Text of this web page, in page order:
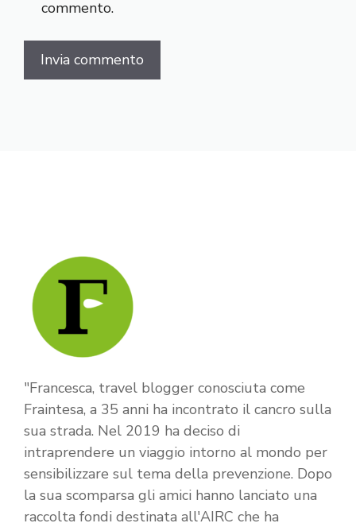
commento.
"Francesca, travel blogger conosciuta come
Fraintesa, a 35 anni ha incontrato il cancro sulla
sua strada. Nel 2019 ha deciso di
intraprendere un viaggio intorno al mondo per
sensibilizzare sul tema della prevenzione. Dopo
la sua scomparsa gli amici hanno lanciato una
raccolta fondi destinata all'AIRC che ha